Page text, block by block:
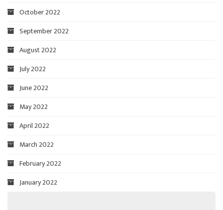
October 2022
September 2022
August 2022
July 2022
June 2022
May 2022
April 2022
March 2022
February 2022
January 2022